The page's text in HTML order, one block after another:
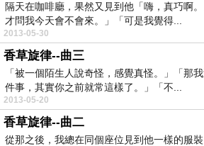
隔天在咖啡廳，果然又見到他「嗨，真巧啊
才問我今天會不會來。」「可是我覺得...
2013-05-30
香草旋律--曲三
「被一個陌生人說奇怪，感覺真怪。」「那
件事，其實你之前就常這樣了。」「不...
2013-05-20
香草旋律--曲二
從那之後，我總在同個座位見到他一樣的服